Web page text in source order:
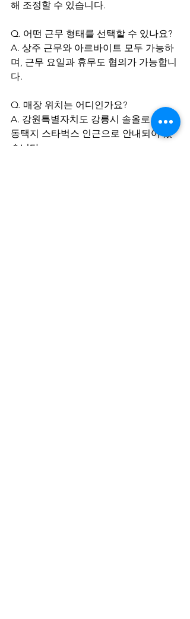
해 조정할 수 있습니다.
Q. 어떤 근무 형태를 선택할 수 있나요?
A. 상주 근무와 아르바이트 모두 가능하
며, 근무 요일과 휴무도 협의가 가능합니
다.
Q. 매장 위치는 어디인가요?
A. 강원특별자치도 강릉시 솔올로 25, 교
동택지 스타벅스 인근으로 안내되어 있
습니다.